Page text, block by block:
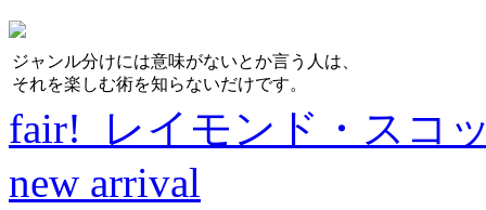
ジャンル分けには意味がないとか言う人は、
それを楽しむ術を知らないだけです。
fair! レイモンド・スコ
new arrival